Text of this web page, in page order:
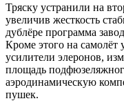
Тряску устранили на
увеличив жесткость
дублёре программа
Кроме этого на самолёт
усилители элеронов,
площадь
аэродинамическую
пушек.